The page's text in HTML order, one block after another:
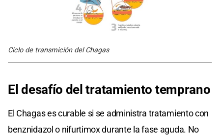
Ciclo de transmición del Chagas
El desafío del tratamiento temprano
El Chagas es curable si se administra tratamiento con
benznidazol o nifurtimox durante la fase aguda. No